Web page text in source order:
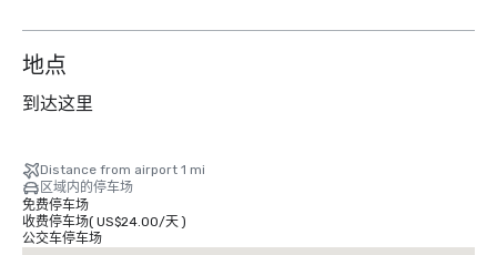
地点
到达这里
Distance from airport 1 mi
区域内的停车场
免费停车场
收费停车场( US$24.00/天)
公交车停车场